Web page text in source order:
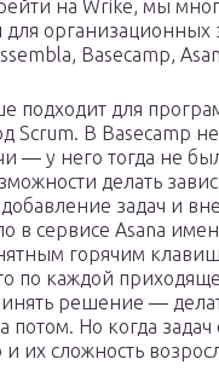
на Wrike, мы
для организационных
Basecamp,
подходит для
Scrum. В Basecamp
— у него тогда не
делать
задач и
в сервисе Asana
горячим
по каждой
решение —
потом. Но когда задач
их сложность